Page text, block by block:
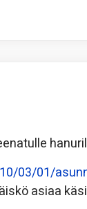
03/01/
asiaa